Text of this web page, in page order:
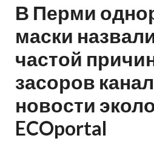
В Перми
маски
частой
засоров
новости
ECOportal